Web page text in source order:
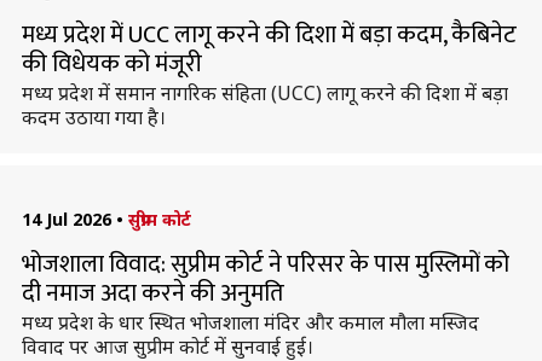
मध्य प्रदेश में UCC लागू करने की दिशा में बड़ा कदम, कैबिनेट
की विधेयक को मंजूरी
मध्य प्रदेश में समान नागरिक संहिता (UCC) लागू करने की दिशा में बड़ा
कदम उठाया गया है।
14 Jul 2026 • सुप्रीम कोर्ट
भोजशाला विवाद: सुप्रीम कोर्ट ने परिसर के पास मुस्लिमों को
दी नमाज अदा करने की अनुमति
मध्य प्रदेश के धार स्थित भोजशाला मंदिर और कमाल मौला मस्जिद
विवाद पर आज सुप्रीम कोर्ट में सुनवाई हुई।